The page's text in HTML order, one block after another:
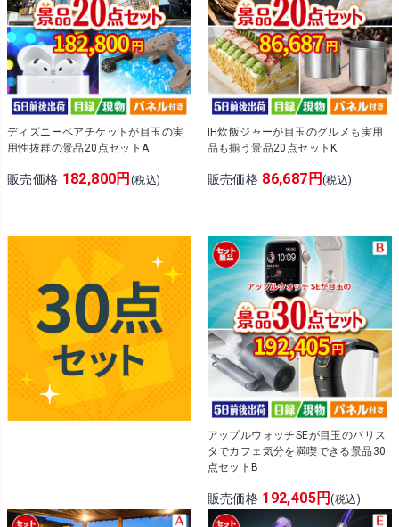
ディズニーペアチケットが目玉の実
用性抜群の景品20点セットA
販売価格 182,800円 (税込)
IH炊飯ジャーが目玉のグルメも実用
品も揃う景品20点セットK
販売価格 86,687円(税込)
アップルウォッチSEが目玉のバリス
タでカフェ気分を満喫できる景品30
点セットB
販売価格 192,405円(税込)